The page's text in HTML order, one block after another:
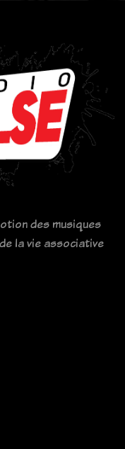
des musiques
la vie associative